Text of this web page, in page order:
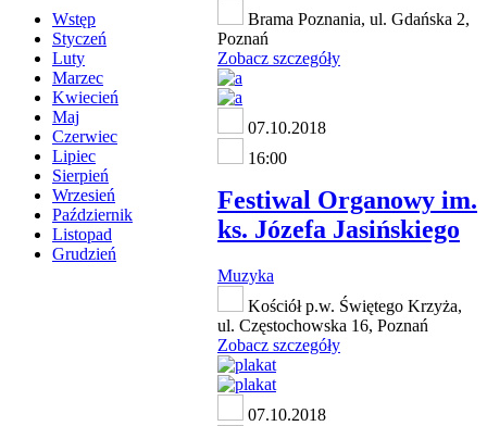
Wstęp
Styczeń
Luty
Marzec
Kwiecień
Maj
Czerwiec
Lipiec
Sierpień
Wrzesień
Październik
Listopad
Grudzień
Brama Poznania, ul. Gdańska 2,
Poznań
Zobacz szczegóły
07.10.2018
16:00
Festiwal Organowy im.
ks. Józefa Jasińskiego
Muzyka
Kościół p.w. Świętego Krzyża,
ul. Częstochowska 16, Poznań
Zobacz szczegóły
07.10.2018